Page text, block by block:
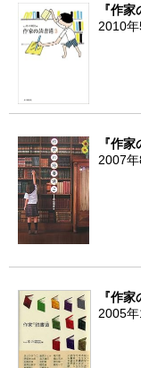
『作家
2010
『作家
2007
『作家
2005